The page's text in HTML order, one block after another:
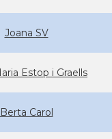
Joana SV
Estop i Graells
Berta Carol